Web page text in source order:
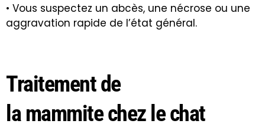
• Vous suspectez un abcès, une nécrose ou une
aggravation rapide de l’état général.
Traitement de
la mammite chez le chat